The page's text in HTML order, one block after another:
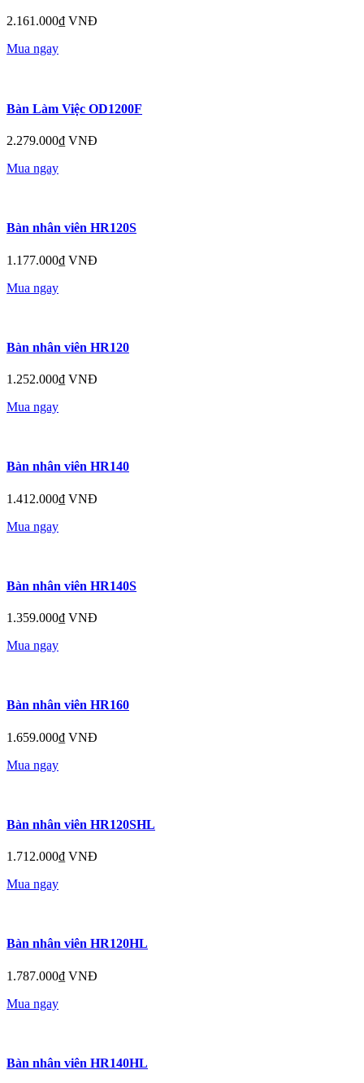
2.161.000₫ VNĐ
Mua ngay
Bàn Làm Việc OD1200F
2.279.000₫ VNĐ
Mua ngay
Bàn nhân viên HR120S
1.177.000₫ VNĐ
Mua ngay
Bàn nhân viên HR120
1.252.000₫ VNĐ
Mua ngay
Bàn nhân viên HR140
1.412.000₫ VNĐ
Mua ngay
Bàn nhân viên HR140S
1.359.000₫ VNĐ
Mua ngay
Bàn nhân viên HR160
1.659.000₫ VNĐ
Mua ngay
Bàn nhân viên HR120SHL
1.712.000₫ VNĐ
Mua ngay
Bàn nhân viên HR120HL
1.787.000₫ VNĐ
Mua ngay
Bàn nhân viên HR140HL